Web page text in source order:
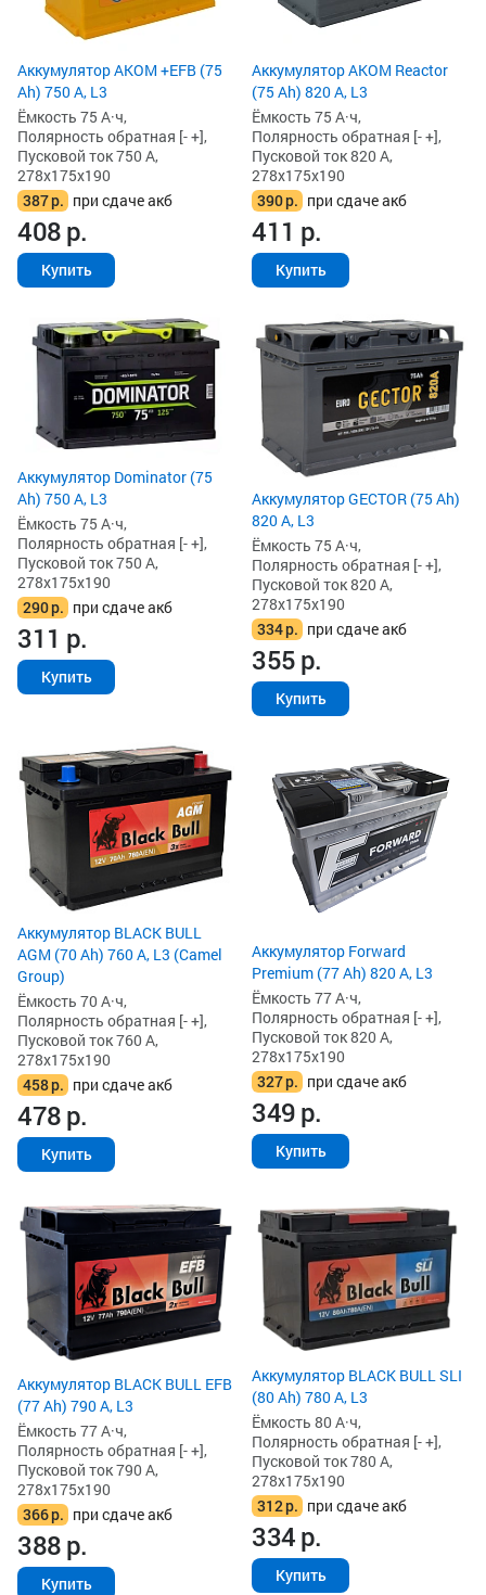
Аккумулятор AKOM +EFB (75
Ah) 750 А, L3
Ёмкость 75 А·ч,
Полярность обратная [- +],
Пусковой ток 750 А,
278x175x190
387р. при сдаче акб
408р.
Купить
Аккумулятор AKOM Reactor
(75 Ah) 820 А, L3
Ёмкость 75 А·ч,
Полярность обратная [- +],
Пусковой ток 820 А,
278x175x190
390р. при сдаче акб
411 р.
Купить
Аккумулятор Dominator (75
Ah) 750 А, L3
Ёмкость 75 А·ч,
Полярность обратная [- +],
Пусковой ток 750 А,
278x175x190
290р. при сдаче акб
311 р.
Купить
Аккумулятор GECTOR (75 Ah)
820 А, L3
Ёмкость 75 А·ч,
Полярность обратная [- +],
Пусковой ток 820 А,
278x175x190
334р. при сдаче акб
355р.
Купить
Аккумулятор BLACK BULL
AGM (70 Ah) 760 А, L3 (Camel
Group)
Ёмкость 70 А·ч,
Полярность обратная [- +],
Пусковой ток 760 А,
278x175x190
458р. при сдаче акб
478р.
Купить
Аккумулятор Forward
Premium (77 Ah) 820 А, L3
Ёмкость 77 А·ч,
Полярность обратная [- +],
Пусковой ток 820 А,
278x175x190
327р. при сдаче акб
349р.
Купить
Аккумулятор BLACK BULL EFB
(77 Ah) 790 А, L3
Ёмкость 77 А·ч,
Полярность обратная [- +],
Пусковой ток 790 А,
278x175x190
366р. при сдаче акб
388р.
Купить
Аккумулятор BLACK BULL SLI
(80 Ah) 780 А, L3
Ёмкость 80 А·ч,
Полярность обратная [- +],
Пусковой ток 780 А,
278x175x190
312р. при сдаче акб
334р.
Купить